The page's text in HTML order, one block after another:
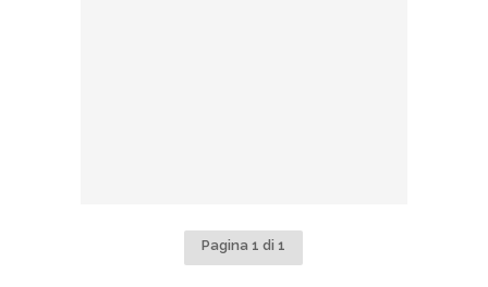
Pagina 1 di 1